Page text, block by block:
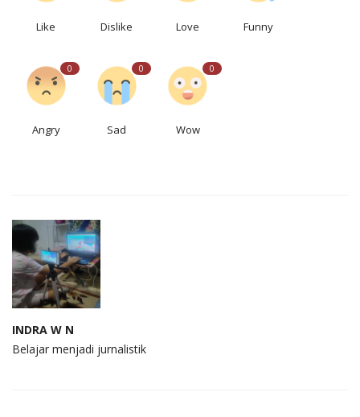
Like Dislike Love Funny
0
Angry
0
Sad
0
Wow
INDRA W N
Belajar menjadi jurnalistik